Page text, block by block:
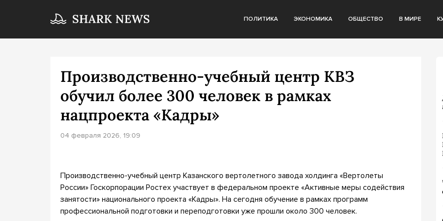
ПОЛИТИКА ЭКОНОМИКА ОБЩЕСТВО В МИРЕ
Производственно-учебный центр КВЗ
обучил более 300 человек в рамках
нацпроекта «Кадры»
04 февраля 2026, 19:09
Производственно-учебный центр Казанского вертолетного завода холдинга «Вертолеты
России» Госкорпорации Ростех участвует в федеральном проекте «Активные меры содействия
занятости» национального проекта «Кадры». На сегодня обучение в рамках программ
профессиональной подготовки и переподготовки уже прошли около 300 человек.